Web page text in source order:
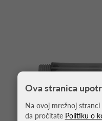
Ova stranica
Na ovoj mrežnoj
da pročitate Politiku o